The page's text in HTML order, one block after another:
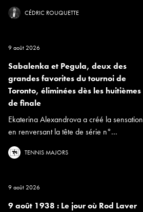
CÉDRIC ROUQUETTE
9 août 2026
Sabalenka et Pegula, deux des
grandes favorites du tournoi de
Toronto, éliminées dès les huitièmes
de finale
Ekaterina Alexandrova a créé la sensation
en renversant la tête de série n°...
TENNIS MAJORS
9 août 2026
9 août 1938 : Le jour où Rod Laver